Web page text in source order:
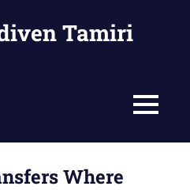
Tamiri
MENU
Where